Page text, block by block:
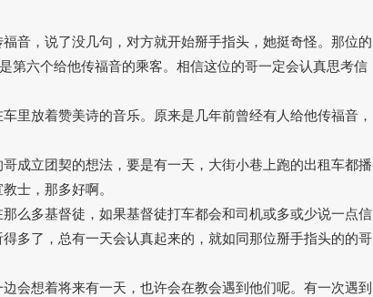
音，说了没几句，对方就开始掰手指头，她挺奇怪。那位的
第六个给他传福音的乘客。相信这位的哥一定会认真思考信
里放着赞美诗的音乐。原来是几年前曾经有人给他传福音，
成立团契的想法，要是有一天，大街小巷上跑的出租车都播
士，那多好啊。
么多基督徒，如果基督徒打车都会和司机或多或少说一点信
多了，总有一天会认真起来的，就如同那位掰手指头的的哥
会想着将来有一天，也许会在教会遇到他们呢。有一次遇到